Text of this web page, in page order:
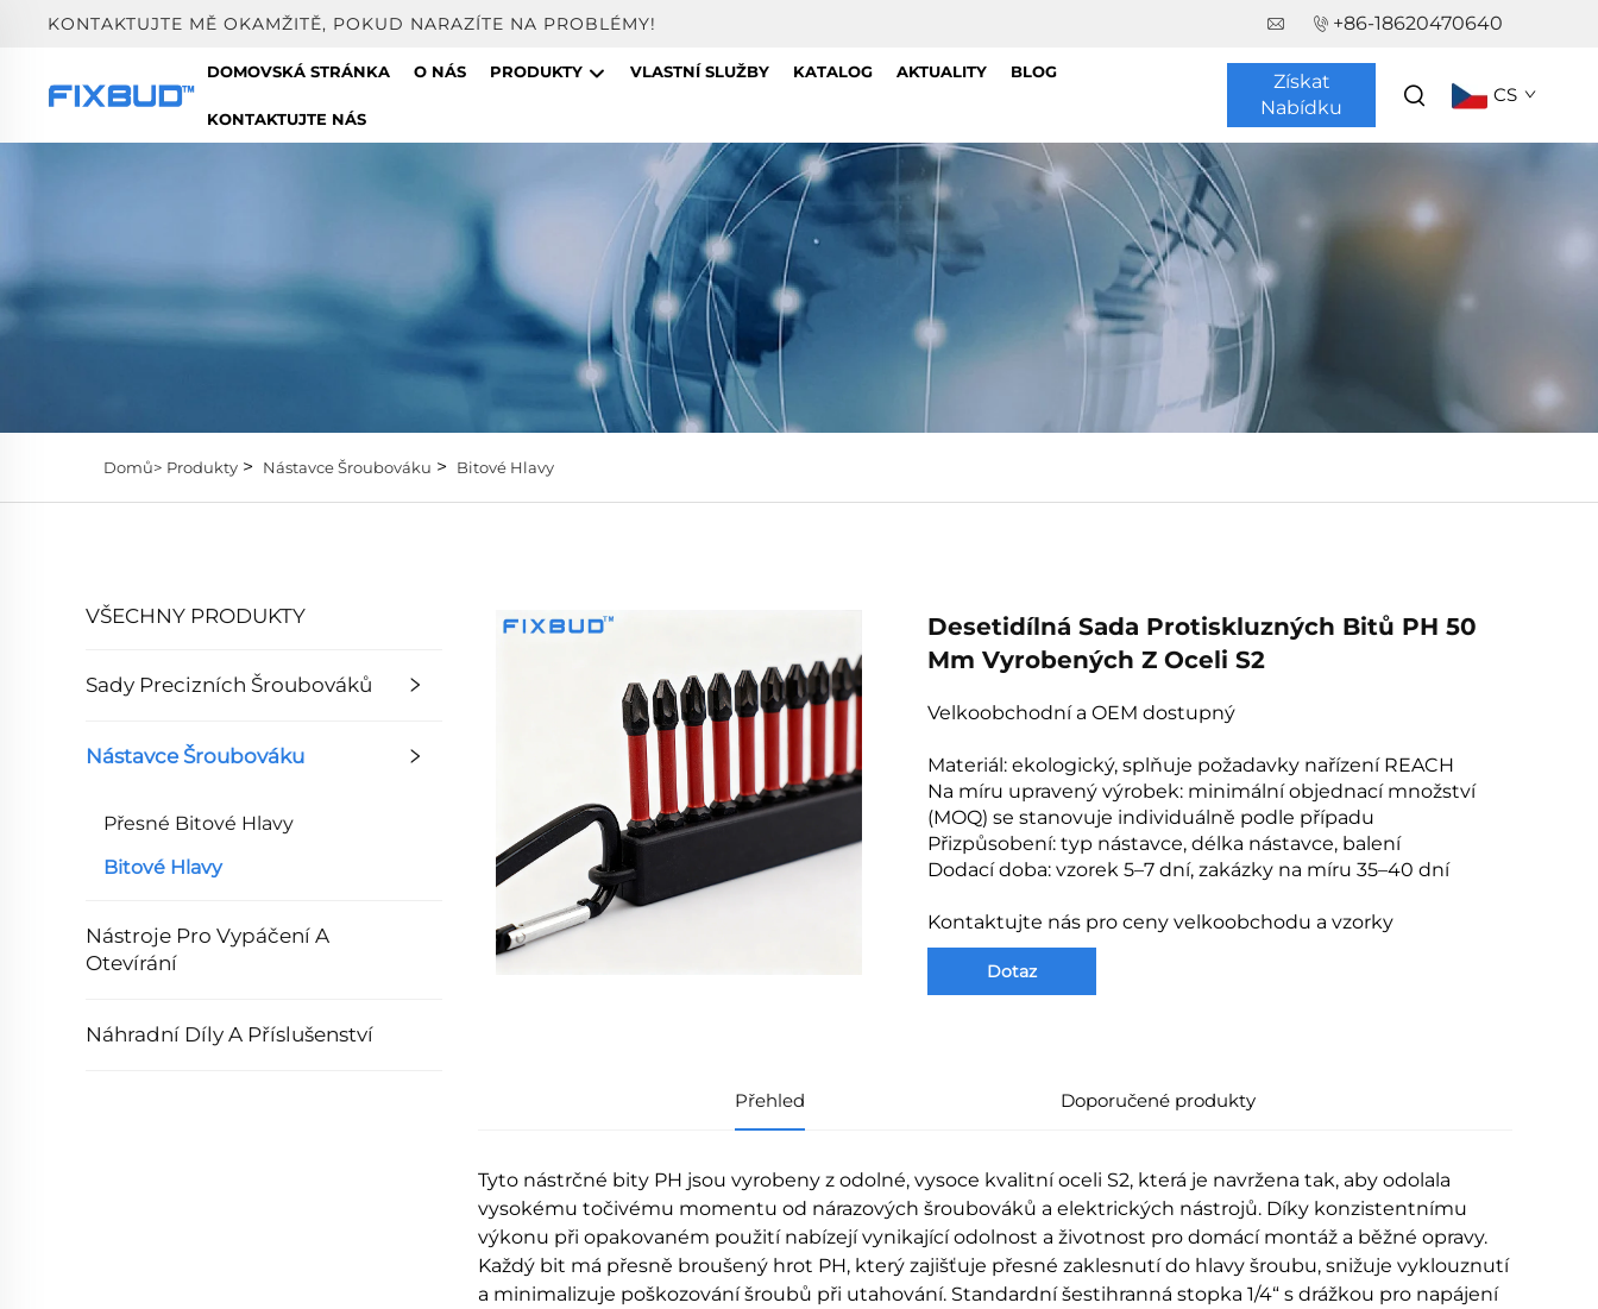
KONTAKTUJTE MĚ OKAMŽITĚ, POKUD NARAZÍTE NA PROBLÉMY! +86-18620470640
DOMOVSKÁ STRÁNKA O NÁS PRODUKTY VLASTNÍ SLUŽBY KATALOG AKTUALITY BLOG
KONTAKTUJTE NÁS
Získat
Nabídku
CS
Domů> Produkty > Nástavce Šroubováku > Bitové Hlavy
VŠECHNY PRODUKTY
Sady Precizních Šroubováků
Nástavce Šroubováku
Přesné Bitové Hlavy
Bitové Hlavy
Nástroje Pro Vypáčení A
Otevírání
Náhradní Díly A Příslušenství
Desetidílná Sada Protiskluzných Bitů PH 50
Mm Vyrobených Z Oceli S2
Velkoobchodní a OEM dostupný
Materiál: ekologický, splňuje požadavky nařízení REACH
Na míru upravený výrobek: minimální objednací množství
(MOQ) se stanovuje individuálně podle případu
Přizpůsobení: typ nástavce, délka nástavce, balení
Dodací doba: vzorek 5–7 dní, zakázky na míru 35–40 dní
Kontaktujte nás pro ceny velkoobchodu a vzorky
Dotaz
Přehled Doporučené produkty
Tyto nástrčné bity PH jsou vyrobeny z odolné, vysoce kvalitní oceli S2, která je navržena tak, aby odolala
vysokému točivému momentu od nárazových šroubováků a elektrických nástrojů. Díky konzistentnímu
výkonu při opakovaném použití nabízejí vynikající odolnost a životnost pro domácí montáž a běžné opravy.
Každý bit má přesně broušený hrot PH, který zajišťuje přesné zaklesnutí do hlavy šroubu, snižuje vyklouznutí
a minimalizuje poškozování šroubů při utahování. Standardní šestihranná stopka 1/4“ s drážkou pro napájení